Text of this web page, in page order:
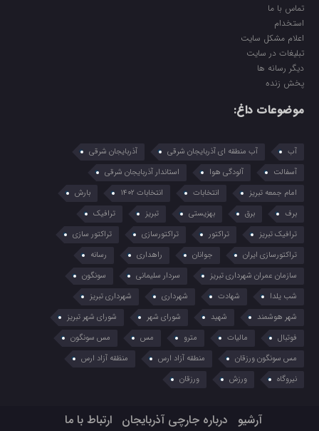
تماس با ما
استخدام
اعلام مشکل سایت
تبلیغات در سایت
دیگر رسانه ها
پخش زنده
موضوعات داغ:
آب آب منطقه ای آذربایجان شرقی
آذربایجان شرقی
آسفالت
آلودگی هوا
استاندار آذربایجان شرقی
امام جمعه تبریز
انتخابات انتخابات 1402
بارش
برف
برق بهزیستی تبریز
ترافیک
ترافیک تبریز
تراکتور تراکتورسازی
تراکتور سازی
تراکتورسازی ایران
جوانان راهداری
رسانه
سازمان عمران شهرداری تبریز
سردار سلیمانی
سونگون
شب یلدا
شهادت شهرداری
شهرداری تبریز
شهر هوشمند
شهید شورای شهر
شورای شهر تبریز
فوتبال
مالیات مترو مس
مس سونگون
مس سونگون ورزقان
منطقه آزاد ارس
منظقه آزاد ارس
نیروگاه
ورزش ورزقان
آرشیو درباره جارچی آذربایجان ارتباط با ما